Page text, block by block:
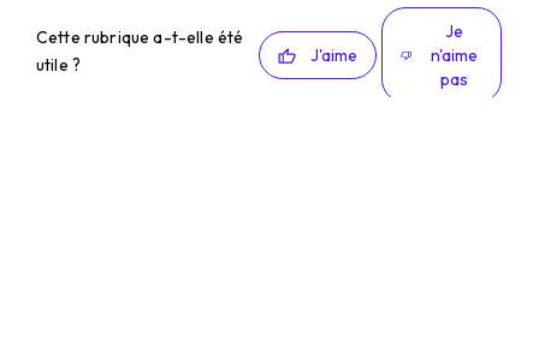
Cette rubrique a-t-elle été
utile ?
J'aime
Je
n'aime
pas